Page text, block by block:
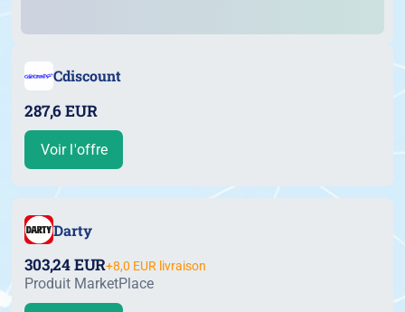
Cdiscount
287,6 EUR
Voir l'offre
Darty
303,24 EUR+8,0 EUR livraison
Produit MarketPlace